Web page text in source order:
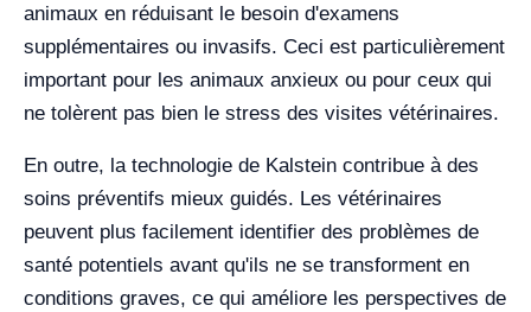
animaux en réduisant le besoin d'examens
supplémentaires ou invasifs. Ceci est particulièrement
important pour les animaux anxieux ou pour ceux qui
ne tolèrent pas bien le stress des visites vétérinaires.
En outre, la technologie de Kalstein contribue à des
soins préventifs mieux guidés. Les vétérinaires
peuvent plus facilement identifier des problèmes de
santé potentiels avant qu'ils ne se transforment en
conditions graves, ce qui améliore les perspectives de